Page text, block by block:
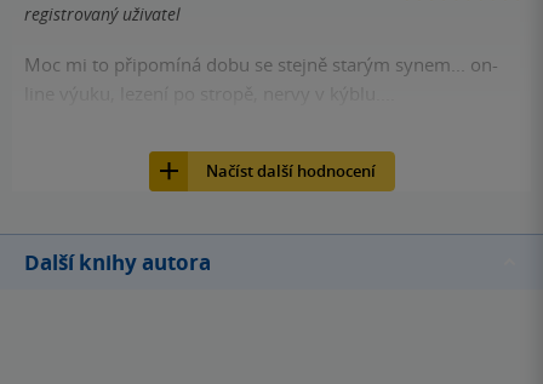
registrovaný uživatel
Moc mi to připomíná dobu se stejně starým synem... on-
Načíst další hodnocení
Další knihy autora